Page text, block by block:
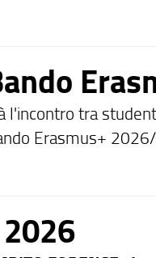
l'incontro tra
Erasmus+